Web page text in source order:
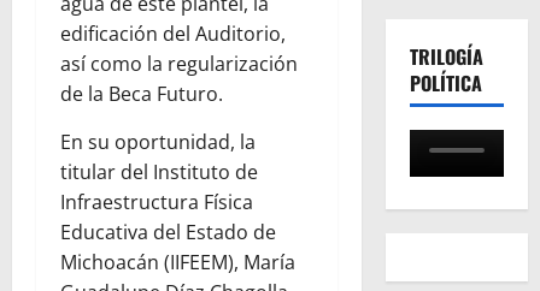
edificación del Auditorio,
así como la regularización
de la Beca Futuro.
En su oportunidad, la
titular del Instituto de
Infraestructura Física
Educativa del Estado de
Michoacán (IIFEEM), María
TRILOGÍA
POLÍTICA